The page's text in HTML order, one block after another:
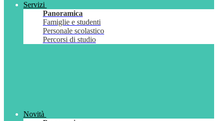
Servizi
Panoramica
Famiglie e studenti
Personale scolastico
Percorsi di studio
Novità